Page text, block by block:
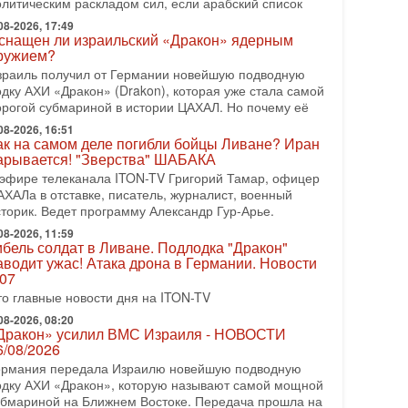
отменил удар по Ирану - НОВОСТИ
08/2026
США Дональд Трамп сегодня заявил об
подготовленного удара по Ирану после
Тегерана и других стран региона. По его
2026, 17:50
голос» Израиля: кто заберет его на этот
русскоязычных репатриантов не раз кардинально
политический ландшафт Израиля. Достаточно
взлет партии «Исраэль ба-алия», когда
07-2026, 17:00
закрытых дверей: о чём на самом деле
Трамп и Нетаньяху?
визит премьер-министра Израиля Биньямина
в США и его встреча с Дональдом Трампом
больше вопросов, чем ответов. Полная
07-2026, 15:18
готовит покушение на Нетаниягу! Трамп не
эскалации, но КСИР готовит взрыв!
телеканала ITON-TV СЕРГЕЙ МИГДАЛЬ,
по вопросам безопасности, офицер запаса
2026, 17:49
ли израильский «Дракон» ядерным
получил от Германии новейшую подводную
АХИ «Дракон» (Drakon), которая уже стала самой
субмариной в истории ЦАХАЛ. Но почему её
2026, 16:51
на самом деле погибли бойцы Ливане? Иран
"Зверства" ШАБАКА
телеканала ITON-TV Григорий Тамар, офицер
в отставке, писатель, журналист, военный
Ведет программу Александр Гур-Арье.
2026, 11:59
солдат в Ливане. Подлодка "Дракон"
ужас! Атака дрона в Германии. Новости
главные новости дня на ITON-TV
2026, 08:20
усилил ВМС Израиля - НОВОСТИ
08/2026
передала Израилю новейшую подводную
АХИ «Дракон», которую называют самой мощной
на Ближнем Востоке. Передача прошла на